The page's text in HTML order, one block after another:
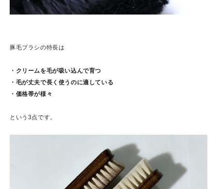
豚毛ブラシの特長は
・クリームを毛が吸い込んで育つ
・毛が丈夫で長く使うのに適している
・価格帯が様々
という3点です。